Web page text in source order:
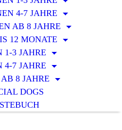
4-7 JAHRE
AB 8 JAHRE
12 MONATE
1-3 JAHRE
4-7 JAHRE
8 JAHRE
DOGS